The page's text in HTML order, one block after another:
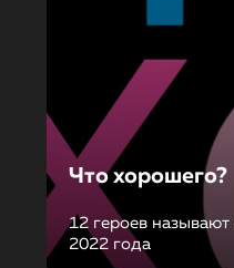
Что хорошего?
12 героев
2022 года